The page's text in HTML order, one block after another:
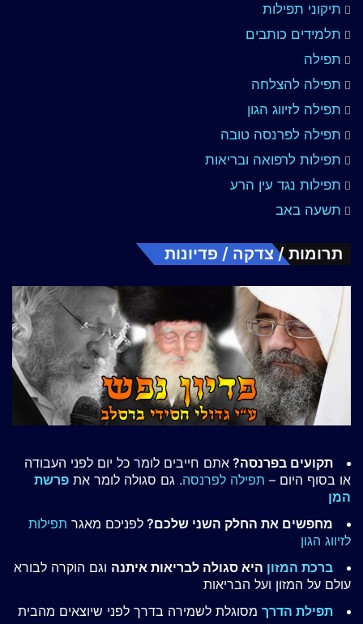
תיקוני תפילות
תלמידים כותבים
תפילה
תפילה להצלחה
תפילה לזיווג הגון
תפילה לפרנסה טובה
תפילות לרפואה ובריאות
תפילות נגד עין הרע
תשעה באב
תרומות / צדקה / פדיונות
תקועים בפרנסה? אתם חייבים לומר כל יום לפני העבודה
או בסוף היום – תפילה לפרנסה. גם סגולה לומר את פרשת
המן
מחפשים את החלק השני שלכם? לפניכם מאגר תפילות
לזיווג הגון
ברכת המזון היא סגולה לבריאות איתנה וגם הוקרה לבורא
עולם על המזון ועל הבריאות
תפילת הדרך מסוגלת לשמירה בדרך לפני שיוצאים מהבית